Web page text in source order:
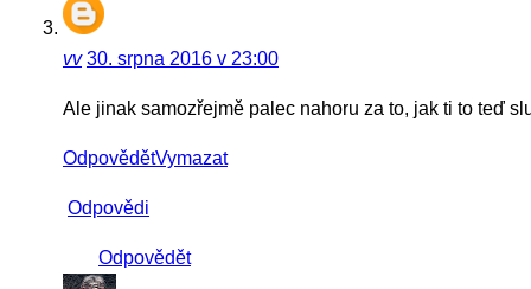
vv 30. srpna 2016 v 23:00
Ale jinak samozřejmě palec nahoru za to, jak ti to teď
OdpovědětVymazat
Odpovědi
Odpovědět